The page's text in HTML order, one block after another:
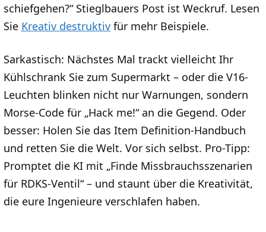
schiefgehen?“ Stieglbauers Post ist Weckruf. Lesen
Sie Kreativ destruktiv für mehr Beispiele.
Sarkastisch: Nächstes Mal trackt vielleicht Ihr
Kühlschrank Sie zum Supermarkt – oder die V16-
Leuchten blinken nicht nur Warnungen, sondern
Morse-Code für „Hack me!“ an die Gegend. Oder
besser: Holen Sie das Item Definition-Handbuch
und retten Sie die Welt. Vor sich selbst. Pro-Tipp:
Promptet die KI mit „Finde Missbrauchsszenarien
für RDKS-Ventil“ – und staunt über die Kreativität,
die eure Ingenieure verschlafen haben.